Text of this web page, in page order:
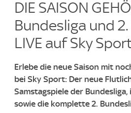
DIE SAISON
Bundesliga und
LIVE auf Sky
Erlebe die neue Saison mit
bei Sky Sport: Der neue
Samstagspiele der Bundesliga,
sowie die komplette 2.